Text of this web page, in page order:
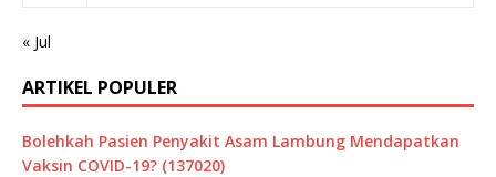
« Jul
ARTIKEL POPULER
Bolehkah Pasien Penyakit Asam Lambung Mendapatkan
Vaksin COVID-19? (137020)